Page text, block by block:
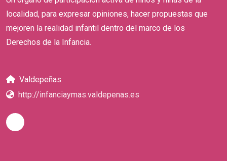
localidad, para expresar opiniones, hacer propuestas que
mejoren la realidad infantil dentro del marco de los
Derechos de la Infancia.
Valdepeñas
http://infanciaymas.valdepenas.es